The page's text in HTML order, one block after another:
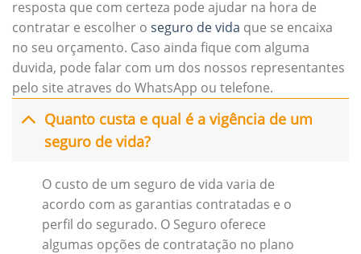
resposta que com certeza pode ajudar na hora de
contratar e escolher o seguro de vida que se encaixa
no seu orçamento. Caso ainda fique com alguma
duvida, pode falar com um dos nossos representantes
pelo site atraves do WhatsApp ou telefone.
Quanto custa e qual é a vigência de um
seguro de vida?
O custo de um seguro de vida varia de
acordo com as garantias contratadas e o
perfil do segurado. O Seguro oferece
algumas opções de contratação no plano